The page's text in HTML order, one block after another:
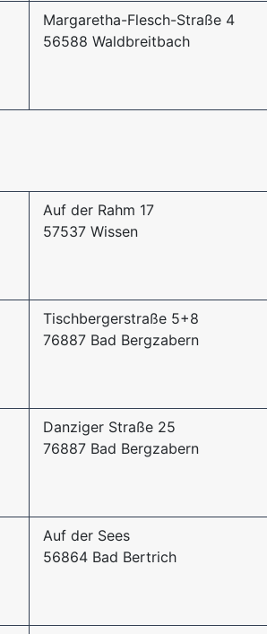
Margaretha-Flesch-Straße 4
56588 Waldbreitbach
Auf der Rahm 17
57537 Wissen
Tischbergerstraße 5+8
76887 Bad Bergzabern
Danziger Straße 25
76887 Bad Bergzabern
Auf der Sees
56864 Bad Bertrich